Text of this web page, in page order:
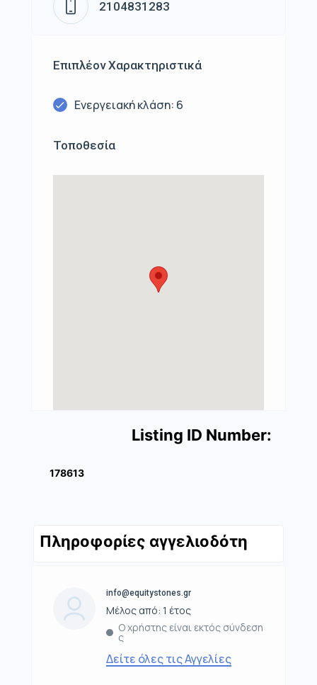
2104831283
Επιπλέον Χαρακτηριστικά
Ενεργειακή κλάση: 6
Τοποθεσία
Listing ID Number:
178613
Πληροφορίες αγγελιοδότη
info@equitystones.gr
Μέλος από: 1 έτος
Ο χρήστης είναι εκτός σύνδεση
ς
Δείτε όλες τις Αγγελίες